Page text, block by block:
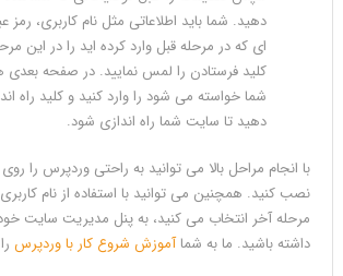
دهید. شما باید اطلاعاتی مثل نام کاربری، رمز
ای که در مرحله قبل وارد کرده اید را در این
کلید فرستادن را لمس نمایید. در صفحه بعدی
شما خواسته می شود را وارد کنید و کلید راه
دهید تا سایت شما راه اندازی شود.
با انجام مراحل بالا می توانید به راحتی وردپرس را
نصب کنید. همچنین می توانید با استفاده از نام
مرحله آخر انتخاب می کنید، به پنل مدیریت سایت
داشته باشید. ما به شماآموزش شروع کار با وردپرس